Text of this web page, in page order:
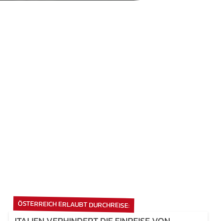
ÖSTERREICH ERLAUBT DURCHREISE: